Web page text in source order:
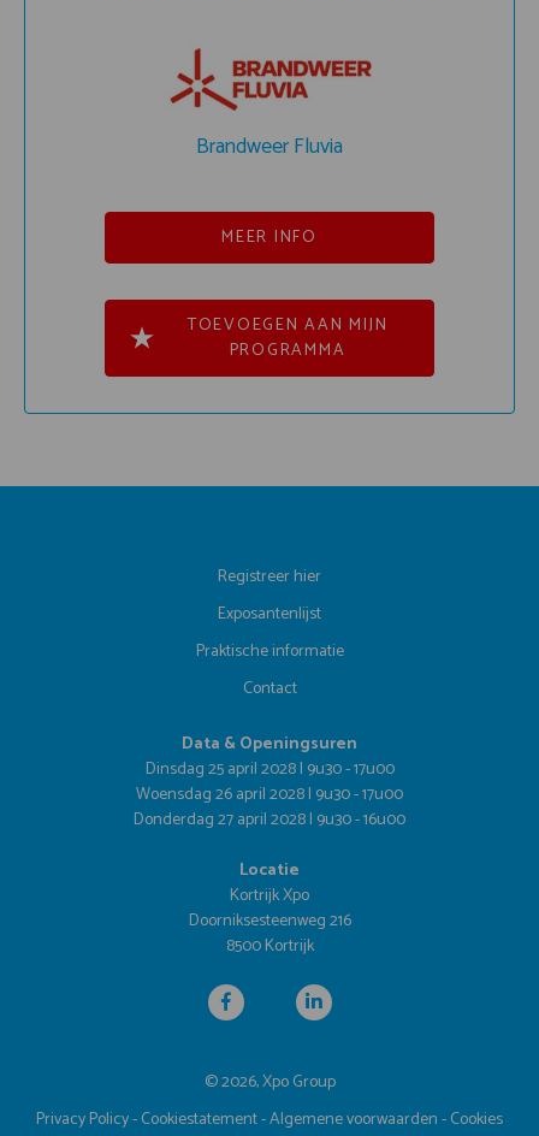
Brandweer Fluvia
MEER INFO
TOEVOEGEN AAN MIJN
PROGRAMMA
Registreer hier
Exposantenlijst
Praktische informatie
Contact
Data & Openingsuren
Dinsdag 25 april 2028 | 9u30 - 17u00
Woensdag 26 april 2028 | 9u30 - 17u00
Donderdag 27 april 2028 | 9u30 - 16u00
Locatie
Kortrijk Xpo
Doorniksesteenweg 216
8500 Kortrijk
© 2026, Xpo Group
Privacy Policy-Cookiestatement-Algemene voorwaarden-Cookies